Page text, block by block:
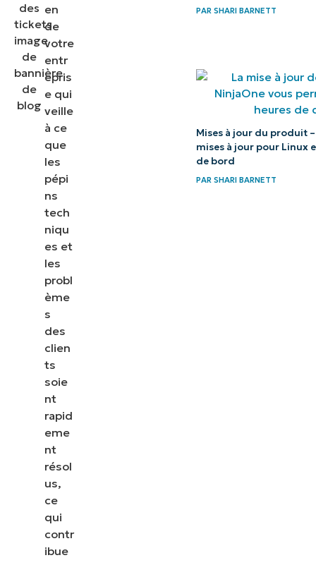
en
de
votre
entr
epris
e qui
veille
à ce
que
les
pépi
ns
tech
niqu
es et
les
probl
ème
s
des
clien
ts
soie
nt
rapid
eme
nt
résol
us,
ce
qui
contr
ibue
PAR SHARI BARNETT
Mises à jour du produit
mises à jour pour Linux
de bord
PAR SHARI BARNETT